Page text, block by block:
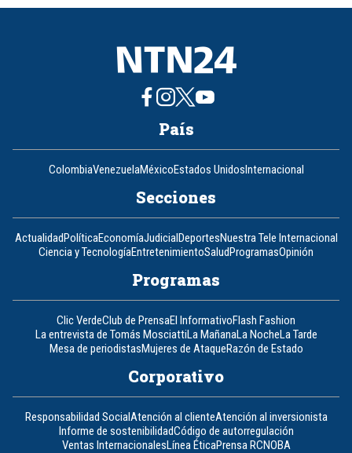
8
País
ColombiaVenezuelaMéxicoEstados UnidosInternacional
Secciones
ActualidadPolíticaEconomíaJudicialDeportesNuestra Tele Internacional
Ciencia y TecnologíaEntretenimientoSaludProgramasOpinión
Programas
Clic VerdeClub de PrensaEl InformativoFlash Fashion
La entrevista de Tomás MosciattiLa MañanaLa NocheLa Tarde
Mesa de periodistasMujeres de AtaqueRazón de Estado
Corporativo
Responsabilidad SocialAtención al clienteAtención al inversionista
Informe de sostenibilidadCódigo de autorregulación
Ventas InternacionalesLínea ÉticaPrensa RCNOBA